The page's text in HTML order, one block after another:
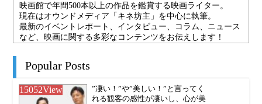
映画館で年間500本以上の作品を鑑賞する映画ライター。
現在はオウンドメディア「キネ坊主」を中心に執筆。
最新のイベントレポート、インタビュー、コラム、ニュース
など、映画に関する多彩なコンテンツをお伝えします！
Popular Posts
15052View
”凄い！”や”美しい！”と言ってく
れる観客の感性が凄いし、心が美